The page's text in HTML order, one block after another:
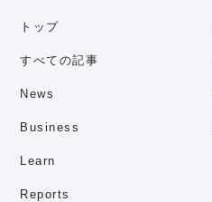
トップ
すべての記事
News
Business
Learn
Reports